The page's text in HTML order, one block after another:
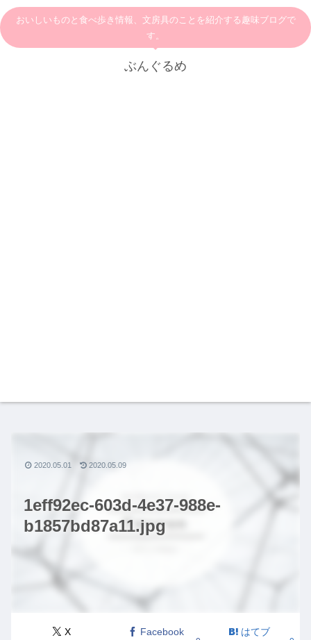
おいしいものと食べ歩き情報、文房具のことを紹介する趣味ブログで
す。
ぶんぐるめ
1eff92ec-603d-4e37-988e-
b1857bd87a11.jpg
X Facebook はてブ
2020.05.01 2020.05.09